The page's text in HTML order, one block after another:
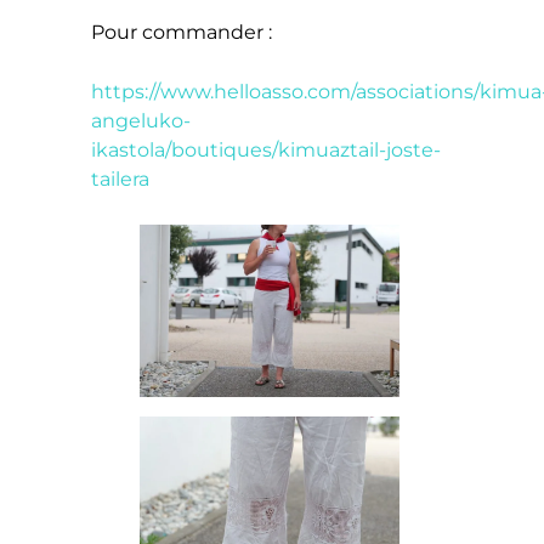
Pour commander :
https://www.helloasso.com/associations/
angeluko-
ikastola/boutiques/kimuaztail-joste-
tailera